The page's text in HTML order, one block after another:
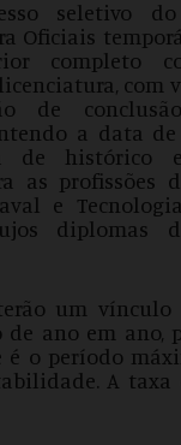
seletivo
Oficiais
completo
com
de
a data
de histórico
as profissões
e
diplomas
um vínculo
de ano em ano,
é o período
A taxa